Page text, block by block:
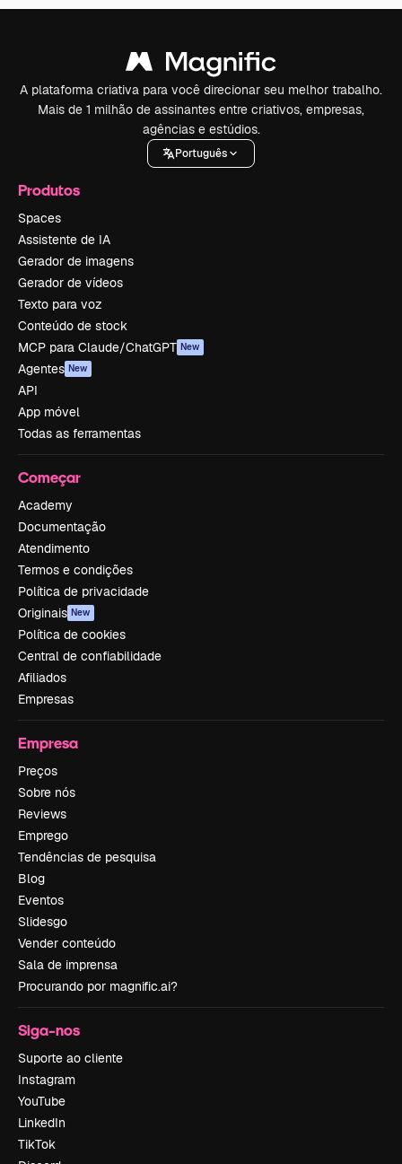
A plataforma criativa para você direcionar seu melhor trabalho.
Mais de 1 milhão de assinantes entre criativos, empresas,
agências e estúdios.
Português
Produtos
Spaces
Assistente de IA
Gerador de imagens
Gerador de vídeos
Texto para voz
Conteúdo de stock
MCP para Claude/ChatGPT New
Agentes New
API
App móvel
Todas as ferramentas
Começar
Academy
Documentação
Atendimento
Termos e condições
Política de privacidade
Originais New
Política de cookies
Central de confiabilidade
Afiliados
Empresas
Empresa
Preços
Sobre nós
Reviews
Emprego
Tendências de pesquisa
Blog
Eventos
Slidesgo
Vender conteúdo
Sala de imprensa
Procurando por magnific.ai?
Siga-nos
Suporte ao cliente
Instagram
YouTube
LinkedIn
TikTok